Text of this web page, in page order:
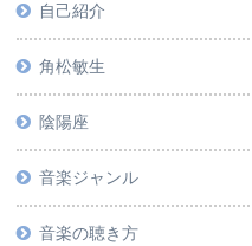
自己紹介
角松敏生
陰陽座
音楽ジャンル
音楽の聴き方